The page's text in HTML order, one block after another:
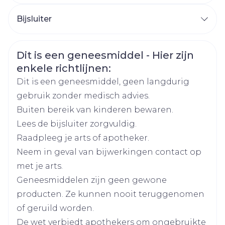
nierproblemen heeft.  Als u herhaaldelijke
sofosbuvir/velpatasvir/voxilaprevir inneemt
(wordt gebruikt voor een virale infectie van
de lever, hepatitis C genoemd).  Als u het
geneesmiddel ciclosporine gebruikt (dit
wordt bijvoorbeeld gebruikt na
orgaantransplantaties). Als één van de
bovenstaande punten op u van toepassing is
(of als u twijfelt), neem dan contact op met
uw arts. Bovendien mag u Rosuvastatine Teva
30 mg of een hogere dosering niet
gebruiken:  Als u matige nierproblemen
heeft (in geval van twijfel, raadpleeg uw arts).
Merken Teva
Breedte
105 mm
Diepte 63 mm
Actieve
Ingrediënten
rosuvastatine calcium
Kamertemperatuur (15°C -
Bijsluiter
Veiligheidsinformatie
Dit is een geneesmiddel - Hier zijn
enkele richtlijnen:
Dit is een geneesmiddel, geen langdurig
gebruik zonder medisch advies.
Buiten bereik van kinderen bewaren.
Lees de bijsluiter zorgvuldig.
Raadpleeg je arts of apotheker.
Neem in geval van bijwerkingen contact op
met je arts.
Geneesmiddelen zijn geen gewone
producten. Ze kunnen nooit teruggenomen
of geruild worden.
De wet verbiedt apothekers om ongebruikte